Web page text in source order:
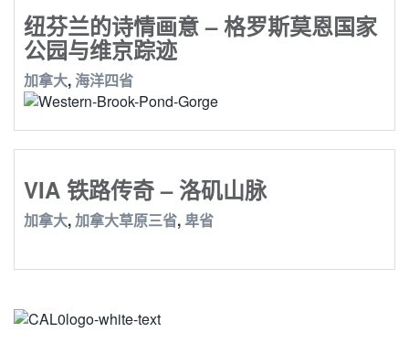
纽芬兰的诗情画意 – 格罗斯莫恩国家
公园与维京踪迹
加拿大, 海洋四省
VIA 铁路传奇 – 洛矶山脉
加拿大, 加拿大草原三省, 卑省